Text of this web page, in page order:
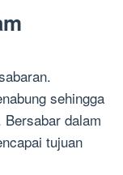
sehingga
dalam
tujuan